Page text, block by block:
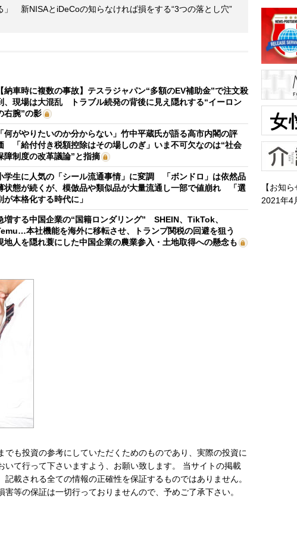
」 新NISAとiDeCoの知らなければ損をする“3つの落とし穴”
【納車時に複数の事故】テスラジャパン“多額のEV補助金”で注文殺
、現場は大混乱 トラブル続発の背後に見え隠れする“イーロン
右腕”の影
「何がやりたいのか分からない」竹中平蔵氏が語る高市内閣の評
「給付付き税額控除はその場しのぎ」いま不可欠なのは“社会
障制度の改革議論”と指摘
学生に人気の「シール流通事情」に変調 「ボンドロ」は依然品
状態が続くが、模倣品や類似品が大量流通し一部で値崩れ 「選
が本格化する時代に」
増する中国企業の“国籍ロンダリング” SHEIN、TikTok、
本社機能を海外に移転させ、トランプ関税の回避を狙う
地人を隠れ蓑にした中国企業の農業参入・土地取得への懸念も
でも投資の参考にしていただくためのものであり、実際の投資に
いて行って下さいますよう、お願い致します。 当サイトの掲載
載される全ての情報の正確性を保証するものではありません。
等の保証は一切行っておりませんので、予めご了承下さい。
【お知ら
2021年4